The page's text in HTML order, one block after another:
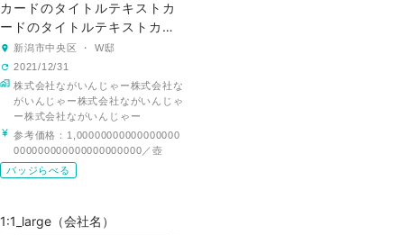
カードのタイトルテキストカ
ードのタイトルテキストカー
ドのタイトルテキスト
新潟市中央区 ・ W邸
2021/12/31
株式会社ながいんじゃー株式会社な
がいんじゃー株式会社ながいんじゃ
ー株式会社ながいんじゃー
参考価格： 1,00000000000000000
000000000000000000000／壺
バッジらべる
1:1_large（会社名）